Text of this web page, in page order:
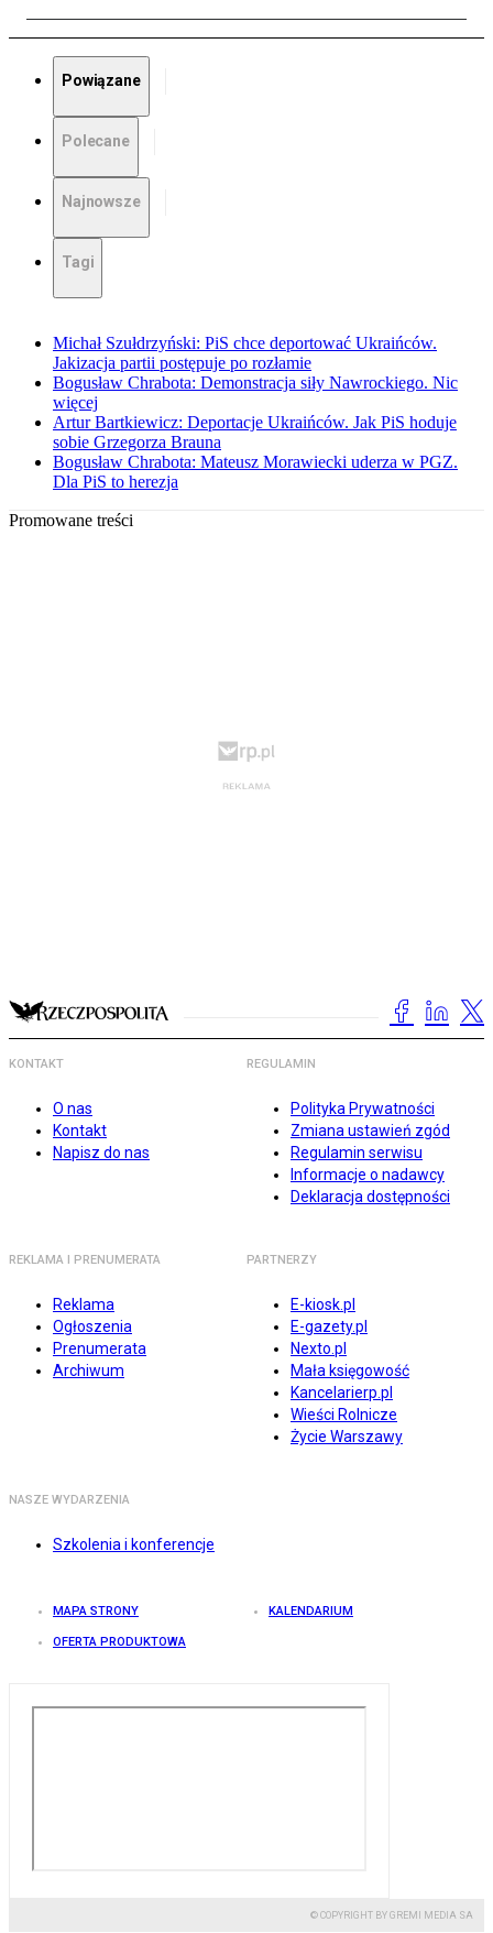
Powiązane
Polecane
Najnowsze
Tagi
Michał Szułdrzyński: PiS chce deportować Ukraińców.
Jakizacja partii postępuje po rozłamie
Bogusław Chrabota: Demonstracja siły Nawrockiego. Nic
więcej
Artur Bartkiewicz: Deportacje Ukraińców. Jak PiS hoduje
sobie Grzegorza Brauna
Bogusław Chrabota: Mateusz Morawiecki uderza w PGZ.
Dla PiS to herezja
Promowane treści
KONTAKT
O nas
Kontakt
Napisz do nas
REGULAMIN
Polityka Prywatności
Zmiana ustawień zgód
Regulamin serwisu
Informacje o nadawcy
Deklaracja dostępności
REKLAMA I PRENUMERATA
Reklama
Ogłoszenia
Prenumerata
Archiwum
PARTNERZY
E-kiosk.pl
E-gazety.pl
Nexto.pl
Mała księgowość
Kancelarierp.pl
Wieści Rolnicze
Życie Warszawy
NASZE WYDARZENIA
Szkolenia i konferencje
MAPA STRONY KALENDARIUM
OFERTA PRODUKTOWA
© COPYRIGHT BY GREMI MEDIA SA